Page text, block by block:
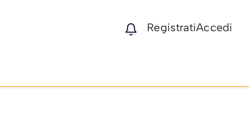
RegistratiAccedi